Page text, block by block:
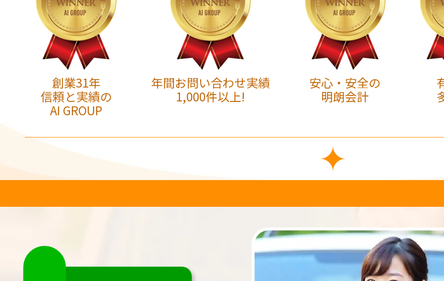
創業31年
信頼と実績の
AI GROUP
年間お問い合わせ実績
1,000件以上!
安心・安全の
明朗会計